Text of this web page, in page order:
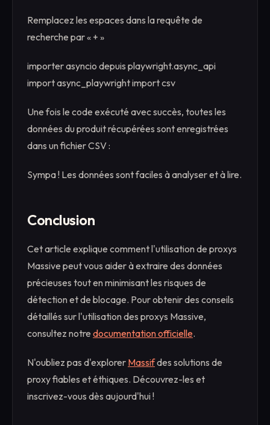
Remplacez les espaces dans la requête de
recherche par « + »
importer asyncio depuis playwright.async_api
import async_playwright import csv
Une fois le code exécuté avec succès, toutes les
données du produit récupérées sont enregistrées
dans un fichier CSV :
Sympa ! Les données sont faciles à analyser et à lire.
Conclusion
Cet article explique comment l'utilisation de proxys
Massive peut vous aider à extraire des données
précieuses tout en minimisant les risques de
détection et de blocage. Pour obtenir des conseils
détaillés sur l'utilisation des proxys Massive,
consultez notre documentation officielle.
N'oubliez pas d'explorer Massifdes solutions de
proxy fiables et éthiques. Découvrez-les et
inscrivez-vous dès aujourd'hui !